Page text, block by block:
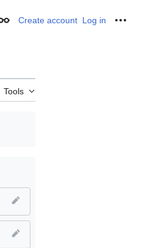
Appearance
Create account Log in
Tools